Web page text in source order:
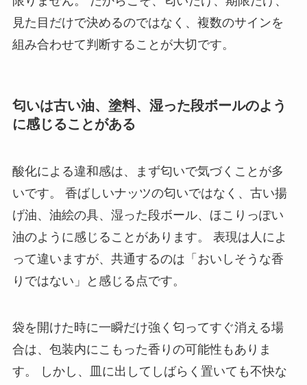
見た目だけで決めるのではなく、複数のサインを
組み合わせて判断することが大切です。
匂いは古い油、塗料、湿った段ボールのよう
に感じることがある
酸化による違和感は、まず匂いで気づくことが多
いです。 香ばしいナッツの匂いではなく、古い揚
げ油、油絵の具、湿った段ボール、ほこりっぽい
油のように感じることがあります。 表現は人によ
って違いますが、共通するのは「おいしそうな香
りではない」と感じる点です。
袋を開けた時に一瞬だけ強く匂ってすぐ消える場
合は、包装内にこもった香りの可能性もありま
す。 しかし、皿に出してしばらく置いても不快な